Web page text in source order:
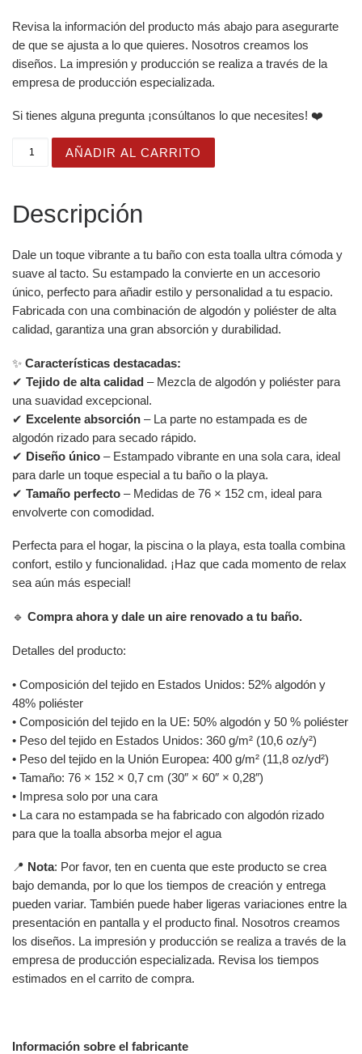
Revisa la información del producto más abajo para asegurarte
de que se ajusta a lo que quieres. Nosotros creamos los
diseños. La impresión y producción se realiza a través de la
empresa de producción especializada.
Si tienes alguna pregunta ¡consúltanos lo que necesites! ❤️
Toalla de baño y playa con diseño de simpático gato en
AÑADIR AL CARRITO
Descripción
Dale un toque vibrante a tu baño con esta toalla ultra cómoda y
suave al tacto. Su estampado la convierte en un accesorio
único, perfecto para añadir estilo y personalidad a tu espacio.
Fabricada con una combinación de algodón y poliéster de alta
calidad, garantiza una gran absorción y durabilidad.
✨ Características destacadas:
✔ Tejido de alta calidad – Mezcla de algodón y poliéster para
una suavidad excepcional.
✔ Excelente absorción – La parte no estampada es de
algodón rizado para secado rápido.
✔ Diseño único – Estampado vibrante en una sola cara, ideal
para darle un toque especial a tu baño o la playa.
✔ Tamaño perfecto – Medidas de 76 × 152 cm, ideal para
envolverte con comodidad.
Perfecta para el hogar, la piscina o la playa, esta toalla combina
confort, estilo y funcionalidad. ¡Haz que cada momento de relax
sea aún más especial!
🔹 Compra ahora y dale un aire renovado a tu baño.
Detalles del producto:
• Composición del tejido en Estados Unidos: 52% algodón y
48% poliéster
• Composición del tejido en la UE: 50% algodón y 50 % poliéster
• Peso del tejido en Estados Unidos: 360 g/m² (10,6 oz/y²)
• Peso del tejido en la Unión Europea: 400 g/m² (11,8 oz/yd²)
• Tamaño: 76 × 152 × 0,7 cm (30″ × 60″ × 0,28″)
• Impresa solo por una cara
• La cara no estampada se ha fabricado con algodón rizado
para que la toalla absorba mejor el agua
📍 Nota: Por favor, ten en cuenta que este producto se crea
bajo demanda, por lo que los tiempos de creación y entrega
pueden variar. También puede haber ligeras variaciones entre la
presentación en pantalla y el producto final. Nosotros creamos
los diseños. La impresión y producción se realiza a través de la
empresa de producción especializada. Revisa los tiempos
estimados en el carrito de compra.
Información sobre el fabricante